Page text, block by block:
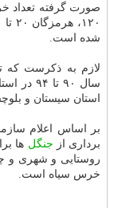
شده است.
لازم به ذكرست كه
استان سیستان و بلوچستان ۵ تا ۲۰ قلاده
بر اساس اعلام
برداری از جنگل ها
روستایی و شهری و
خرس سیاه است.